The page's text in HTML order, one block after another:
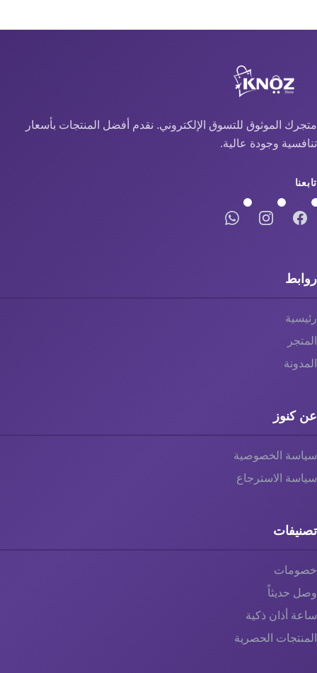
متجرك الموثوق للتسوق الإلكتروني. نقدم أفضل المنتجات بأسعار
تنافسية وجودة عالية.
تابعنا
روابط
رئيسية
المتجر
المدونة
عن كنوز
سياسة الخصوصية
سياسة الاسترجاع
تصنيفات
خصومات
وصل حديثاً
ساعة أذان ذكية
المنتجات الحصرية